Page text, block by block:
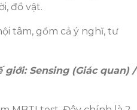
đồ vật.
tâm, gồm cả ý nghĩ, tư
Sensing (Giác quan) /